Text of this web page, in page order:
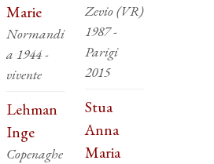
Marie
Normandi
a 1944 -
vivente
Lehman
Inge
Copenaghe
Zevio (VR)
1987 -
Parigi
2015
Stua
Anna
Maria